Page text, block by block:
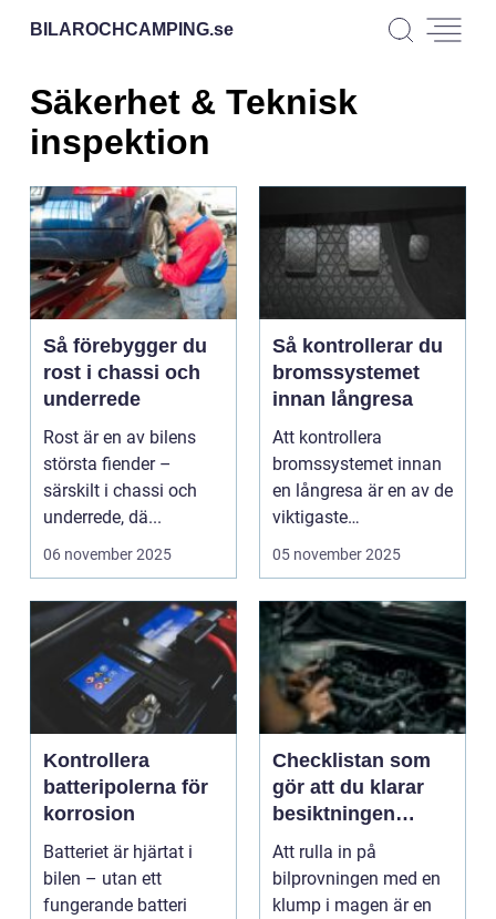
BILAROCHCAMPING.se
Säkerhet & Teknisk
inspektion
Så förebygger du
rost i chassi och
underrede
Rost är en av bilens
största fiender –
särskilt i chassi och
underrede, dä...
06 november 2025
Så kontrollerar du
bromssystemet
innan långresa
Att kontrollera
bromssystemet innan
en långresa är en av de
viktigaste
säkerhets&ari...
05 november 2025
Kontrollera
batteripolerna för
korrosion
Batteriet är hjärtat i
bilen – utan ett
fungerande batteri
Checklistan som
gör att du klarar
besiktningen
första gången
Att rulla in på
bilprovningen med en
klump i magen är en